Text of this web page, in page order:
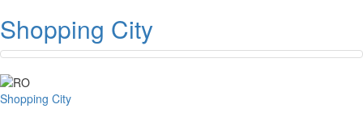
Shopping City
Shopping City